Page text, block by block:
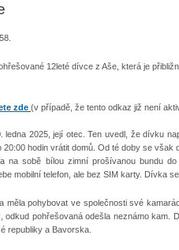
12leté dívce z Aše, která je
zde (v případě, že tento odkaz již není
ledna 2025, její otec. Ten uvedl, že dívku
20:00 hodin vrátit domů. Od té doby se
na sobě bílou zimní prošívanou bundu
mobilní telefon, ale bez SIM karty. Dívka
měla pohybovat ve společnosti své
odkud pohřešovaná odešla neznámo
republiky a Bavorska.